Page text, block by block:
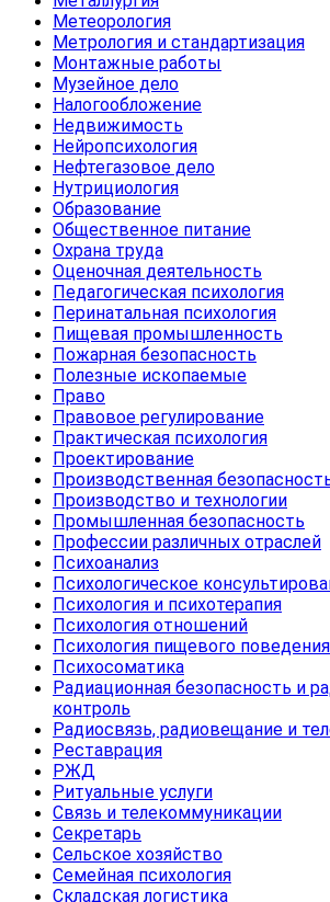
Метеорология
Метрология и стандартизация
Монтажные работы
Музейное дело
Налогообложение
Недвижимость
Нейропсихология
Нефтегазовое дело
Нутрициология
Образование
Общественное питание
Охрана труда
Оценочная деятельность
Педагогическая психология
Перинатальная психология
Пищевая промышленность
Пожарная безопасность
Полезные ископаемые
Право
Правовое регулирование
Практическая психология
Проектирование
Производственная
Производство и технологии
Промышленная безопасность
Профессии различных отраслей
Психоанализ
Психологическое
Психология и психотерапия
Психология отношений
Психология пищевого поведения
Психосоматика
Радиационная безопасность и
контроль
Радиосвязь, радиовещание и
Реставрация
РЖД
Ритуальные услуги
Связь и телекоммуникации
Секретарь
Сельское хозяйство
Семейная психология
Складская логистика